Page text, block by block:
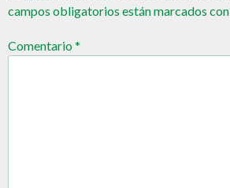
campos obligatorios están marcados con
Comentario*